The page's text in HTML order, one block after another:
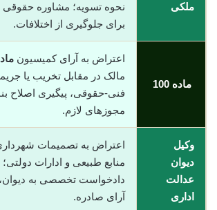
ملکی
نحوه تسویه؛ مشاوره حقوقی
برای جلوگیری از اختلافات.
ماده 100
اعتراض به آرای کمیسیون ماده
مالک در مقابل تخریب یا
فنی-حقوقی، پیگیری اصلاح
مجوزهای لازم.
وکیل
دیوان
عدالت
اداری
اعتراض به تصمیمات
منابع طبیعی و ادارات
دادخواست تخصصی به دیوان،
آرای صادره.